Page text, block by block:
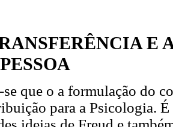
E
se que o a formulação do
para a Psicologia.